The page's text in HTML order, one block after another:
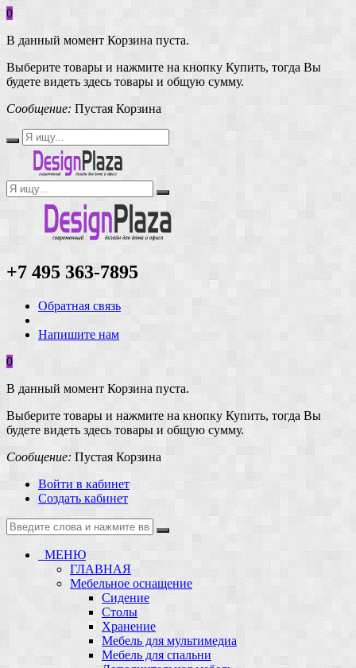
0
В данный момент Корзина пуста.
Выберите товары и нажмите на кнопку Купить, тогда Вы
будете видеть здесь товары и общую сумму.
Сообщение: Пустая Корзина
+7 495 363-7895
Обратная связь
Напишите нам
0
В данный момент Корзина пуста.
Выберите товары и нажмите на кнопку Купить, тогда Вы
будете видеть здесь товары и общую сумму.
Сообщение: Пустая Корзина
Войти в кабинет
Создать кабинет
МЕНЮ
ГЛАВНАЯ
Мебельное оснащение
Сидение
Столы
Хранение
Мебель для мультимедиа
Мебель для спальни